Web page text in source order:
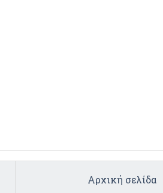
Αρχική σελίδα